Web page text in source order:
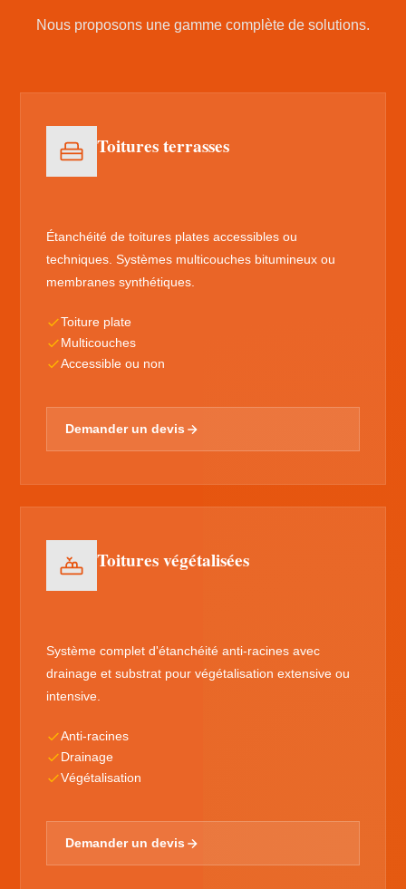
Nous proposons une gamme complète de solutions.
Toitures terrasses
Étanchéité de toitures plates accessibles ou
techniques. Systèmes multicouches bitumineux ou
membranes synthétiques.
Toiture plate
Multicouches
Accessible ou non
Demander un devis
Toitures végétalisées
Système complet d'étanchéité anti-racines avec
drainage et substrat pour végétalisation extensive ou
intensive.
Anti-racines
Drainage
Végétalisation
Demander un devis